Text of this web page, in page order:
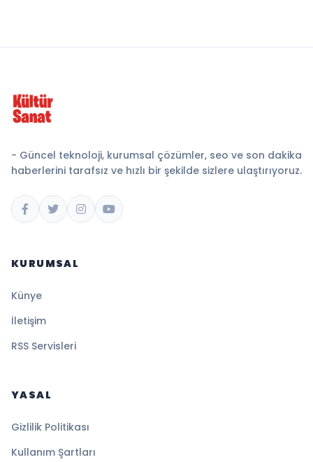
- Güncel teknoloji, kurumsal çözümler, seo ve son dakika
haberlerini tarafsız ve hızlı bir şekilde sizlere ulaştırıyoruz.
KURUMSAL
Künye
İletişim
RSS Servisleri
YASAL
Gizlilik Politikası
Kullanım Şartları